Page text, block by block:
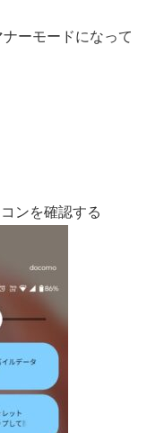
ーモードになって
ンを確認する